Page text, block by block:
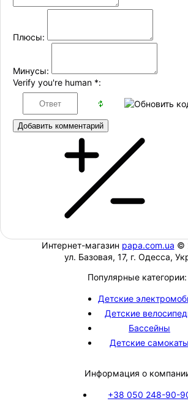
Плюсы:
Минусы:
Verify you're human *:
Добавить комментарий
Интернет-магазин papa.com.ua ©
ул. Базовая, 17, г. Одесса,
Популярные категории:
Детские
Детские
Бассейны
Детские самокаты
Информация о
+38 050 248-90-